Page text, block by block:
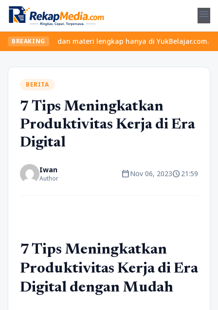
menu
BREAKING
seru dan materi lengkap hanya di YukBelajar.com.
BERITA
7 Tips Meningkatkan
Produktivitas Kerja di Era
Digital
Iwan
Author calendar_todayNov 06, 2023schedule21:59
7 Tips Meningkatkan
Produktivitas Kerja di Era
Digital dengan Mudah